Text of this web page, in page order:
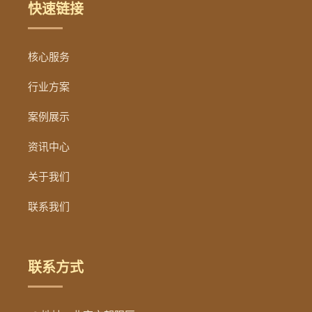
快速链接
核心服务
行业方案
案例展示
资讯中心
关于我们
联系我们
联系方式